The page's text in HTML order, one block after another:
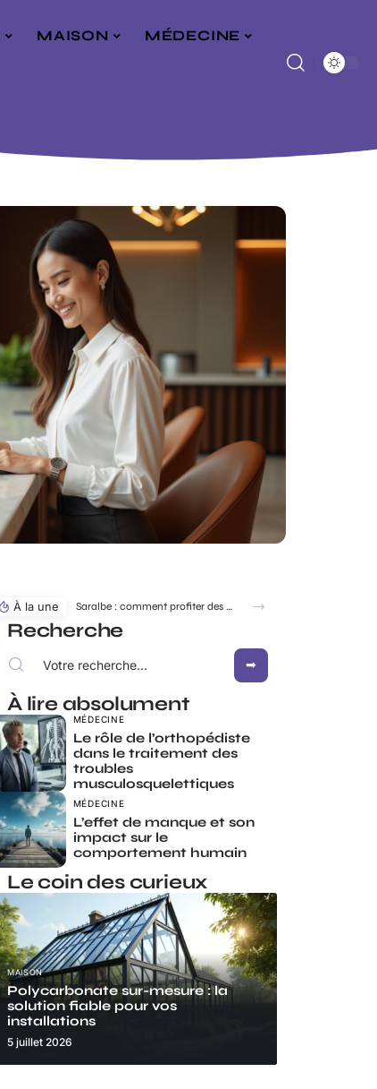
MAISON MÉDECINE
À la une Saralbe : comment profiter des bords de l’eau en toute saison ?
Recherche
À lire absolument
MÉDECINE
Le rôle de l’orthopédiste
dans le traitement des
troubles
musculosquelettiques
MÉDECINE
L’effet de manque et son
impact sur le
comportement humain
Le coin des curieux
MAISON
Polycarbonate sur-mesure : la
solution fiable pour vos
installations
5 juillet 2026